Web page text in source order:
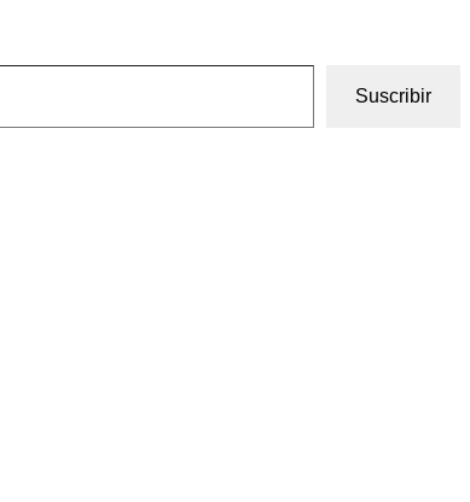
Suscribir